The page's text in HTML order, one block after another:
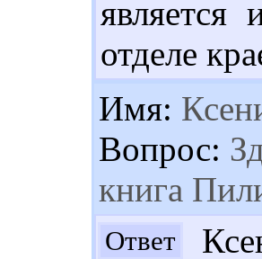
отделе
Имя:
Вопрос:
книга
Ответ